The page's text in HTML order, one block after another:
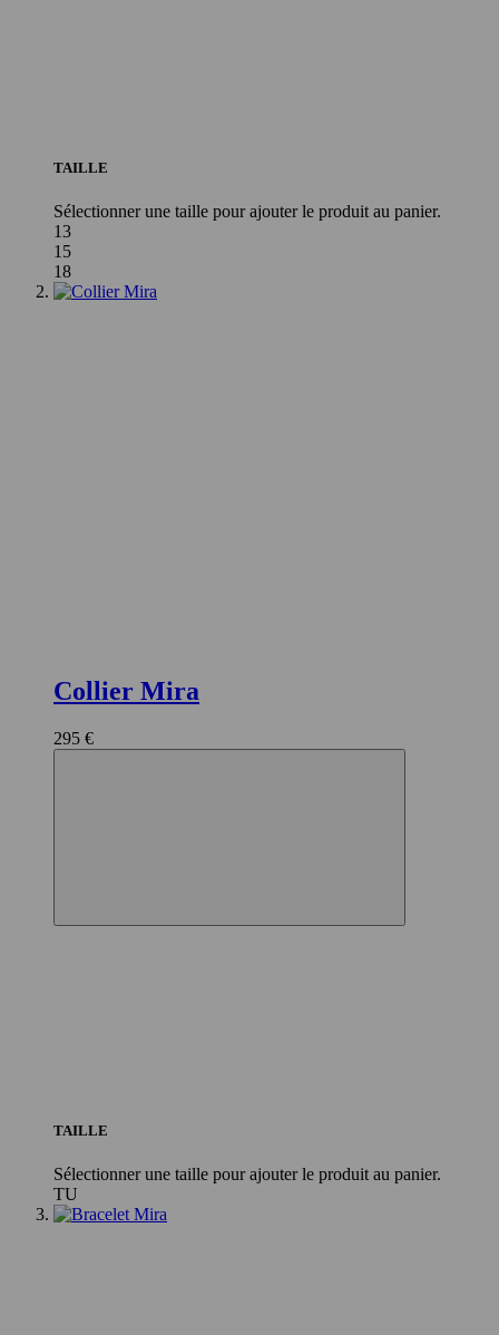
TAILLE
Sélectionner une taille pour ajouter le produit au panier.
13
15
18
Collier Mira
295 €
TAILLE
Sélectionner une taille pour ajouter le produit au panier.
TU